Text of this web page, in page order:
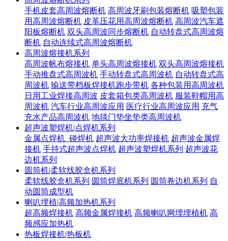
手机皮套高周波熔断机 高周波牙刷包装熔断机 吸塑包装
用高周波熔断机 皮革压花用高周波熔断机 高周波汽车遮
阳板熔断机 双头高周波同步熔断机 自动转盘式高周波熔
断机 自动连续式高周波熔断机
高周波熔接机系列
高周波帆布熔接机 单头高周波熔接机 双头高周波熔接机
手动推盘式高周波机 手动转盘式高周波机 自动转盘式高
周波机 输送带档板焊接机跑步带机 各种包装用高周波机
日用工业焊接高周波 皮套箱包类高周波机 服装鞋帽用高
周波机 汽车行业高周波应用 医疗行业高周波应用 充气
充水产品高周波机 地毯门垫坐垫类高周波机
超声波塑焊机|点焊机系列
金属点焊机_碰焊机 超声波大功率焊接机 超声波金属焊
接机 手持式超声波点焊机 超声波塑焊机系列 超声波花
边机系列
圆筒机|柔软线胶盒机系列
柔软线胶盒机系列 圆筒焊底机系列 圆筒卷边机系列 自
动圆筒成型机
喇叭埋植|高频加热机系列
超高频焊接机 高频金属焊接机 高频喇叭网埋埋植机 高
频感应加热机
热板焊接机|热板机